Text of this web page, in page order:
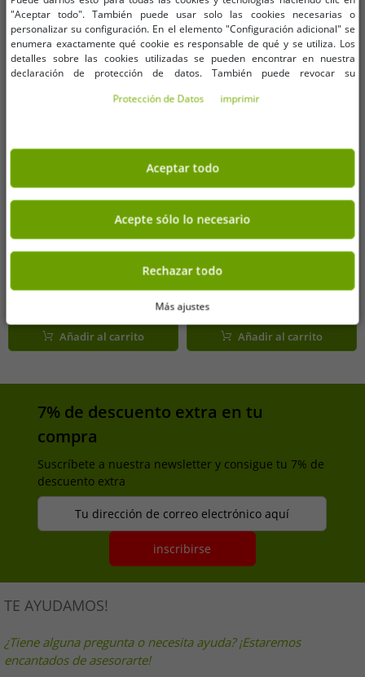
OneSize (para más detalles,
vea la descripción)
Bombas de Baño Sorpresa
Milagrosa GLIBBI para Niños de 3
105953972, Azul, Verde, Rosa o
Naranja
Añadir al carrito
OneSize (para más detalles,
vea la descripción)
Set de Cepillos de Baño GLIBBI,
Bombas de Baño Mágicas con
Pinceles de Purpurina, Set
Recargable (3 x 30 g), 105953570,
Morado/Multicolor
Añadir al carrito
7% de descuento extra en tu
compra
Suscríbete a nuestra newsletter y consigue tu 7% de
descuento extra
Tu dirección de correo electrónico aquí
inscribirse
TE AYUDAMOS!
¿Tiene alguna pregunta o necesita ayuda? ¡Estaremos
encantados de asesorarte!
"Aceptar todo". También puede usar solo las cookies necesarias o
personalizar su configuración. En el elemento "Configuración adicional" se
enumera exactamente qué cookie es responsable de qué y se utiliza. Los
detalles sobre las cookies utilizadas se pueden encontrar en nuestra
declaración de protección de datos. También puede revocar su
encontrar en la impresión.Protección de Datos imprimir
Aceptar todo
Acepte sólo lo necesario
Rechazar todo
Más ajustes